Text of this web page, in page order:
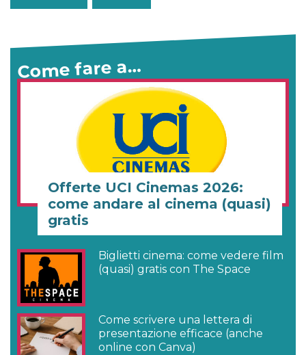
Come fare a…
Offerte UCI Cinemas 2026:
come andare al cinema (quasi)
gratis
Biglietti cinema: come vedere film
(quasi) gratis con The Space
Come scrivere una lettera di
presentazione efficace (anche
online con Canva)